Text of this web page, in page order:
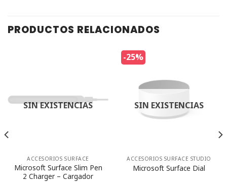
PRODUCTOS RELACIONADOS
SIN EXISTENCIAS
ACCESORIOS SURFACE
Microsoft Surface Slim Pen
2 Charger – Cargador
-25%
SIN EXISTENCIAS
ACCESORIOS SURFACE STUDIO
Microsoft Surface Dial